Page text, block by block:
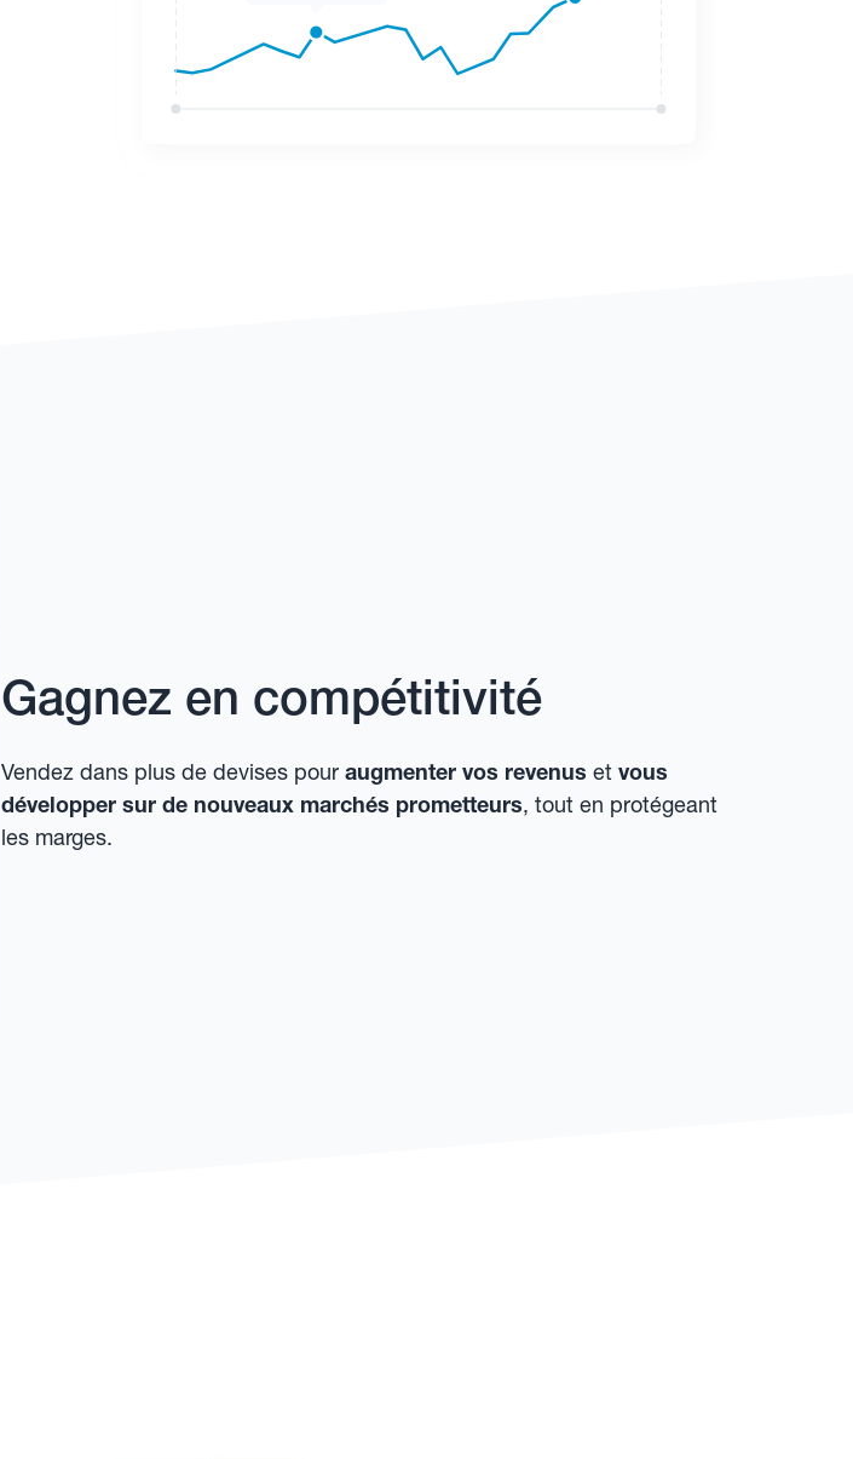
Gagnez en compétitivité
Vendez dans plus de devises pour augmenter vos revenus et vous
développer sur de nouveaux marchés prometteurs, tout en protégeant
les marges.